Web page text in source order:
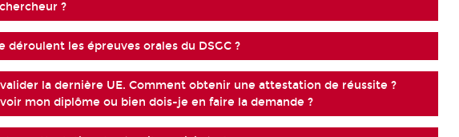
?
déroulent les épreuves orales du DSGC ?
la dernière UE. Comment obtenir une attestation de réussite ?
mon diplôme ou bien dois-je en faire la demande ?